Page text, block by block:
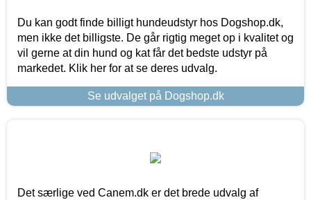
Du kan godt finde billigt hundeudstyr hos Dogshop.dk,
men ikke det billigste. De går rigtig meget op i kvalitet og
vil gerne at din hund og kat får det bedste udstyr på
markedet. Klik her for at se deres udvalg.
Se udvalget på Dogshop.dk
Det særlige ved Canem.dk er det brede udvalg af